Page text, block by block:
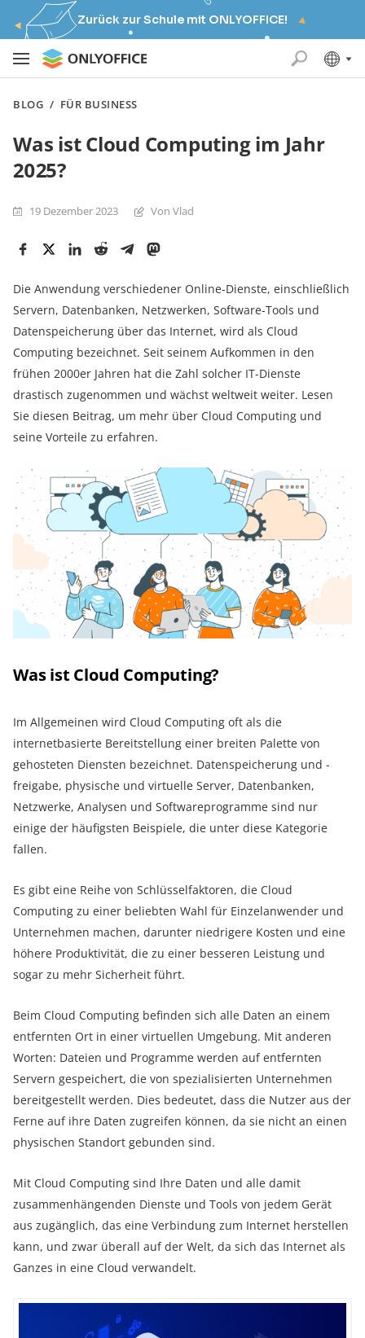
Zurück zur Schule mit ONLYOFFICE!
BLOG / FÜR BUSINESS
Was ist Cloud Computing im Jahr
2025?
19 Dezember 2023 Von Vlad
Die Anwendung verschiedener Online-Dienste, einschließlich
Servern, Datenbanken, Netzwerken, Software-Tools und
Datenspeicherung über das Internet, wird als Cloud
Computing bezeichnet. Seit seinem Aufkommen in den
frühen 2000er Jahren hat die Zahl solcher IT-Dienste
drastisch zugenommen und wächst weltweit weiter. Lesen
Sie diesen Beitrag, um mehr über Cloud Computing und
seine Vorteile zu erfahren.
Was ist Cloud Computing?
Im Allgemeinen wird Cloud Computing oft als die
internetbasierte Bereitstellung einer breiten Palette von
gehosteten Diensten bezeichnet. Datenspeicherung und -
freigabe, physische und virtuelle Server, Datenbanken,
Netzwerke, Analysen und Softwareprogramme sind nur
einige der häufigsten Beispiele, die unter diese Kategorie
fallen.
Es gibt eine Reihe von Schlüsselfaktoren, die Cloud
Computing zu einer beliebten Wahl für Einzelanwender und
Unternehmen machen, darunter niedrigere Kosten und eine
höhere Produktivität, die zu einer besseren Leistung und
sogar zu mehr Sicherheit führt.
Beim Cloud Computing befinden sich alle Daten an einem
entfernten Ort in einer virtuellen Umgebung. Mit anderen
Worten: Dateien und Programme werden auf entfernten
Servern gespeichert, die von spezialisierten Unternehmen
bereitgestellt werden. Dies bedeutet, dass die Nutzer aus der
Ferne auf ihre Daten zugreifen können, da sie nicht an einen
physischen Standort gebunden sind.
Mit Cloud Computing sind Ihre Daten und alle damit
zusammenhängenden Dienste und Tools von jedem Gerät
aus zugänglich, das eine Verbindung zum Internet herstellen
kann, und zwar überall auf der Welt, da sich das Internet als
Ganzes in eine Cloud verwandelt.